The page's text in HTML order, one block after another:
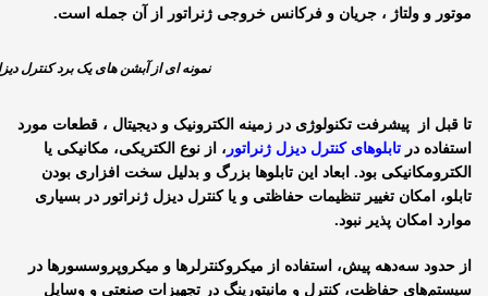
موتور و ولتاژ ، جریان و فرکانس خروجی ژنراتور از آن جمله است.
نمونه ای از آبشن های یک برد کنترل
تا قبل از پیشرفت تکنولوژی در زمینه الکترونیک و دیجیتال ، قطعات مورد
استفاده در تابلوهای کنترل دیزل ژنراتور ، از نوع الکتریکی، مکانیکی یا
الکترومکانیکی بود. ابعاد این تابلوها بزرگ و بدلیل سخت افزاری بودن
تابلو، امکان تغییر تنظیمات حفاظتی و یا کنترل دیزل ژنراتور در بسیاری
موارد امکان پذیر نبود.
از حدود سه‌دهه پیش، استفاده از میکروکنترلرها و میکروپروسسورها در
سیستم‌های حفاظت، کنترل و مانیتورینگ در تجهیزات صنعتی و وسایل